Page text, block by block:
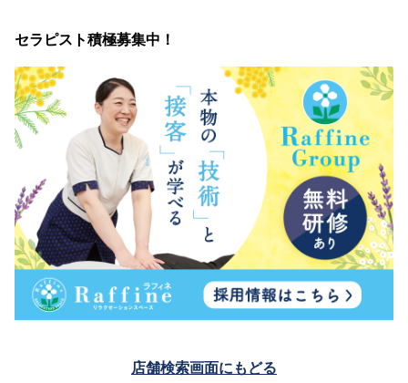
セラピスト積極募集中！
店舗検索画面にもどる